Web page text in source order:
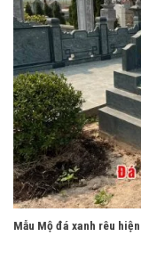
Mẫu Mộ đá xanh rêu